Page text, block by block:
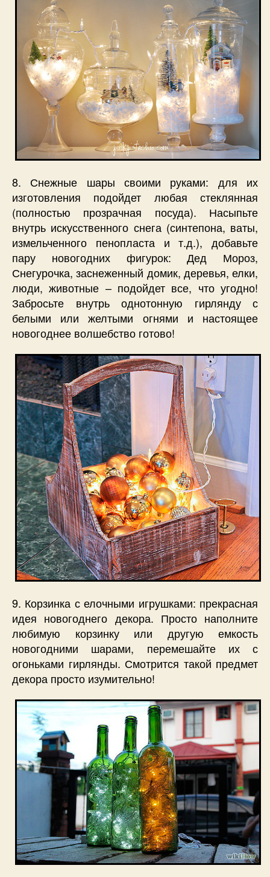
8. Снежные шары своими руками: для их
изготовления подойдет любая стеклянная
(полностью прозрачная посуда). Насыпьте
внутрь искусственного снега (синтепона, ваты,
измельченного пенопласта и т.д.), добавьте
пару новогодних фигурок: Дед Мороз,
Снегурочка, заснеженный домик, деревья, елки,
люди, животные – подойдет все, что угодно!
Забросьте внутрь однотонную гирлянду с
белыми или желтыми огнями и настоящее
новогоднее волшебство готово!
9. Корзинка с елочными игрушками: прекрасная
идея новогоднего декора. Просто наполните
любимую корзинку или другую емкость
новогодними шарами, перемешайте их с
огоньками гирлянды. Смотрится такой предмет
декора просто изумительно!